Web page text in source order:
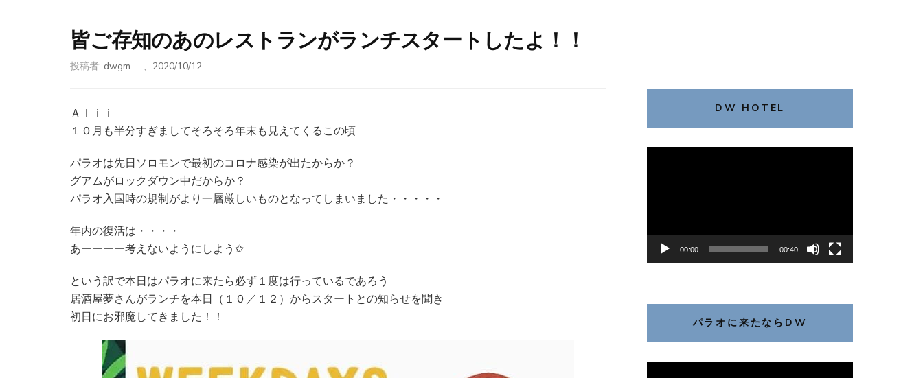
皆ご存知のあのレストランがランチスタートしたよ！！
投稿者: dwgm 、 2020/10/12
Ａｌｉｉ
１０月も半分すぎましてそろそろ年末も見えてくるこの頃
パラオは先日ソロモンで最初のコロナ感染が出たからか？
グアムがロックダウン中だからか？
パラオ入国時の規制がより一層厳しいものとなってしまいました・・・・・
年内の復活は・・・・
あーーーー考えないようにしよう✩
という訳で本日はパラオに来たら必ず１度は行っているであろう
居酒屋夢さんがランチを本日（１０／１２）からスタートとの知らせを聞き
初日にお邪魔してきました！！
DW HOTEL
ー
00:00 00:40
パラオに来たならDW